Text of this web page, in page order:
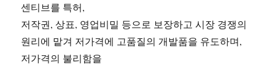
센티브를 특허,
저작권, 상표, 영업비밀 등으로 보장하고 시장 경쟁의
원리에 맡겨 저가격에 고품질의 개발품을 유도하며,
저가격의 불리함을